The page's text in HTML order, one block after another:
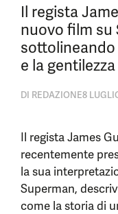
Il regista
nuovo film su
e la
DI REDAZIONE8
Il regista James
recentemente
la sua
Superman,
come la storia di